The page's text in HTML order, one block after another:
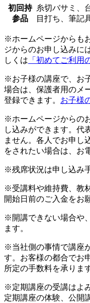
初回持
参品
糸切バサミ、
目打ち、筆記
※ホームページからも
ジからのお申し込みに
しくは 「初めてご利用
※お子様の講座で、お
場合は、保護者用のメ
登録できます。 お子様
※ホームページからの
し込みができます。代
ません。各人でお申し
をされたい場合は、お
※残席状況は申し込み
※受講料や維持費、教
開始日前のご入金をお
※開講できない場合や
ます。
※当社側の事情で講座
す。お客様の都合でお
所定の手数料を承りま
※定期講座の受講はよ
定期講座の体験、公開